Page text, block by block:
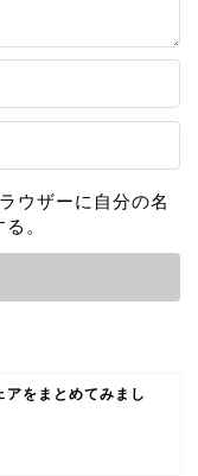
ウザーに自分の名
。
をまとめてみまし